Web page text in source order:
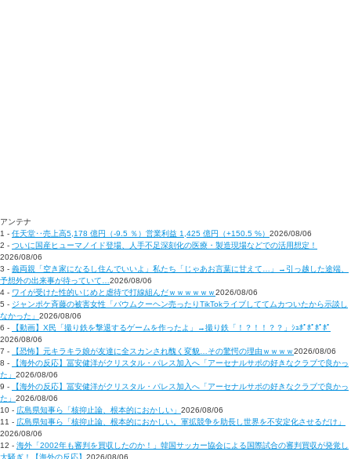
アンテナ
1 - 任天堂‥売上高5,178 億円（-9.5 ％）営業利益 1,425 億円（+150.5 %） 2026/08/06
2 - ついに国産ヒューマノイド登場、人手不足深刻化の医療・製造現場などでの活用想定！
2026/08/06
3 - 義両親「空き家になるし住んでいいよ」私たち「じゃあお言葉に甘えて…」→引っ越した途端、
予想外の出来事が待っていて…2026/08/06
4 - ワイが受けた性的いじめと虐待で打線組んだｗｗｗｗｗｗ2026/08/06
5 - ジャンポケ斉藤の被害女性「バウムクーヘン売ったりTikTokライブしててムカついたから示談し
なかった」 2026/08/06
6 -
【動画】X民「撮り鉄を撃退するゲームを作ったよ」→撮り鉄「！？！！？？」ｼｭﾎﾟﾎﾟﾎﾟﾎﾟ
2026/08/06
7 -
【恐怖】元キラキラ娘が友達に全スカンされ醜く変貌…その驚愕の理由ｗｗｗｗ2026/08/06
8 -
【海外の反応】冨安健洋がクリスタル・パレス加入へ「アーセナルサポの好きなクラブで良かっ
た」 2026/08/06
9 -
【海外の反応】冨安健洋がクリスタル・パレス加入へ「アーセナルサポの好きなクラブで良かっ
た」 2026/08/06
10 - 広島県知事ら「核抑止論、根本的におかしい」 2026/08/06
11 - 広島県知事ら「核抑止論、根本的におかしい。軍拡競争を助長し世界を不安定化させるだけ」
2026/08/06
12 - 海外「2002年も審判を買収したのか！」韓国サッカー協会による国際試合の審判買収が発覚し
大騒ぎ！【海外の反応】 2026/08/06